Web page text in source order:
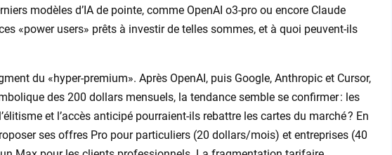
modèles d’IA de pointe, comme OpenAI o3-pro ou encore Claude
«power users» prêts à investir de telles sommes, et à quoi peuvent-ils
du «hyper-premium». Après OpenAI, puis Google, Anthropic et Cursor,
des 200 dollars mensuels, la tendance semble se confirmer : les
et l’accès anticipé pourraient-ils rebattre les cartes du marché ? En
ses offres Pro pour particuliers (20 dollars/mois) et entreprises (40